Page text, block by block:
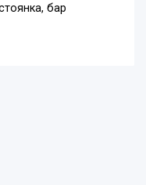
бар